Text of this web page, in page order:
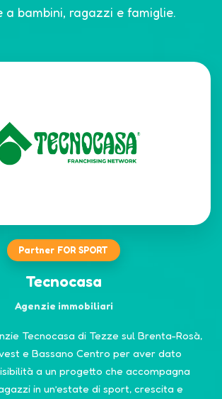
a bambini, ragazzi e famiglie.
Partner FOR SPORT
Tecnocasa
Agenzie immobiliari
Tecnocasa di Tezze sul Brenta-Rosà,
e Bassano Centro per aver dato
a un progetto che accompagna
in un’estate di sport, crescita e